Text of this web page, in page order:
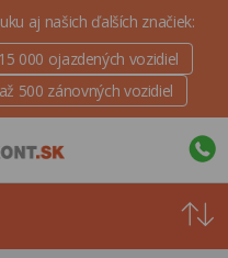
aj našich ďalších značiek:
000 ojazdených vozidiel
500 zánovných vozidiel
ceny